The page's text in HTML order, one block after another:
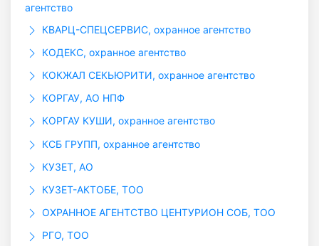
агентство
КВАРЦ-СПЕЦСЕРВИС, охранное агентство
КОДЕКС, охранное агентство
КОКЖАЛ СЕКЬЮРИТИ, охранное агентство
КОРГАУ, АО НПФ
КОРГАУ КУШИ, охранное агентство
КСБ ГРУПП, охранное агентство
КУЗЕТ, АО
КУЗЕТ-АКТОБЕ, ТОО
ОХРАННОЕ АГЕНТСТВО ЦЕНТУРИОН СОБ, ТОО
РГО, ТОО